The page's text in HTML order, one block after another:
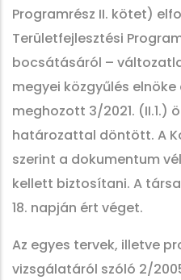
Programrész II. kötet)
Területfejlesztési
bocsátásáról –
megyei közgyűlés elnöke
meghozott 3/2021. (II.1.)
határozattal döntött. A
szerint a dokumentum
kellett biztosítani. A
18. napján ért véget.
Az egyes tervek, illetve
vizsgálatáról szóló 2/